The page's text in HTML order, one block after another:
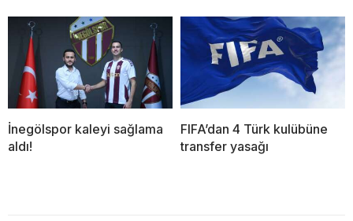
İnegölspor kaleyi sağlama
aldı!
FIFA’dan 4 Türk kulübüne
transfer yasağı